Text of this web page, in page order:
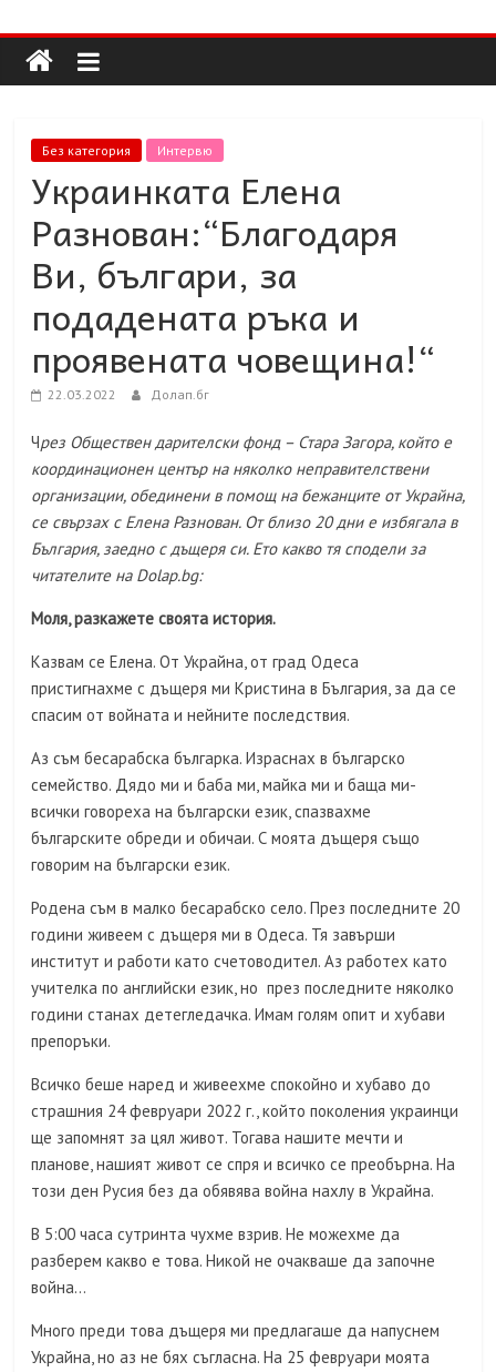
to
content
Долап
БГ
култура|
пътешествия|
мода|
събития|
кухня|
минало|
Без категория Интервю
Украинката Елена
Разнован:“Благодаря
Ви, българи, за
подадената ръка и
проявената човещина!“
22.03.2022 Долап.бг
Чрез Обществен дарителски фонд – Стара Загора, който е
координационен център на няколко неправителствени
организации, обединени в помощ на бежанците от Украйна,
се свързах с Елена Разнован. От близо 20 дни е избягала в
България, заедно с дъщеря си. Ето какво тя сподели за
читателите на Dolap.bg:
Моля, разкажете своята история.
Казвам се Елена. От Украйна, от град Одеса
пристигнахме с дъщеря ми Кристина в България, за да се
спасим от войната и нейните последствия.
Аз съм бесарабска българка. Израснах в българско
семейство. Дядо ми и баба ми, майка ми и баща ми-
всички говореха на български език, спазвахме
българските обреди и обичаи. С моята дъщеря също
говорим на български език.
Родена съм в малко бесарабско село. През последните 20
години живеем с дъщеря ми в Одеса. Тя завърши
институт и работи като счетоводител. Аз работех като
учителка по английски език, но през последните няколко
години станах детегледачка. Имам голям опит и хубави
препоръки.
Всичко беше наред и живеехме спокойно и хубаво до
страшния 24 февруари 2022 г., който поколения украинци
ще запомнят за цял живот. Тогава нашите мечти и
планове, нашият живот се спря и всичко се преобърна. На
този ден Русия без да обявява война нахлу в Украйна.
В 5:00 часа сутринта чухме взрив. Не можехме да
разберем какво е това. Никой не очакваше да започне
война…
Много преди това дъщеря ми предлагаше да напуснем
Украйна, но аз не бях съгласна. На 25 февруари моята